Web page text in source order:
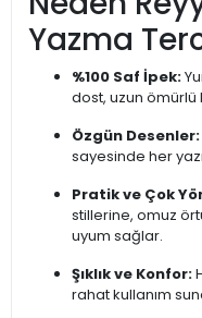
Yazma
%100 Saf İpek:
dost, uzun ömürlü
Özgün Desenler:
sayesinde her
Pratik ve Çok
stillerine, omuz
uyum sağlar.
Şıklık ve Konfor:
rahat kullanım